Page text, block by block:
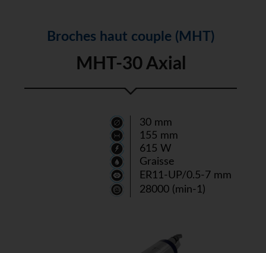
Broches haut couple (MHT)
MHT-30 Axial
30 mm
155 mm
615 W
Graisse
ER11-UP/0.5-7 mm
28000 (min-1)